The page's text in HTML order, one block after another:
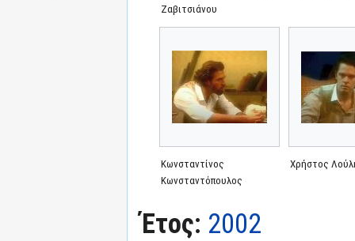
Ζαβιτσιάνου
Κωνσταντίνος
Κωνσταντόπουλος
Χρήστος
Έτος: 2002